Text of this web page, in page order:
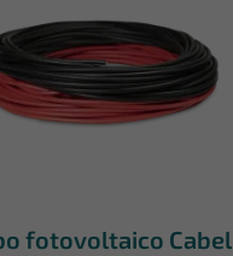
fotovoltaico Cabel